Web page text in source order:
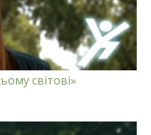
світові»